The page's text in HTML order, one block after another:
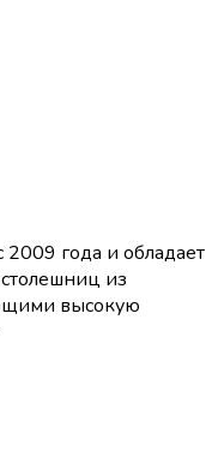
2009 года и обладает
из
высокую